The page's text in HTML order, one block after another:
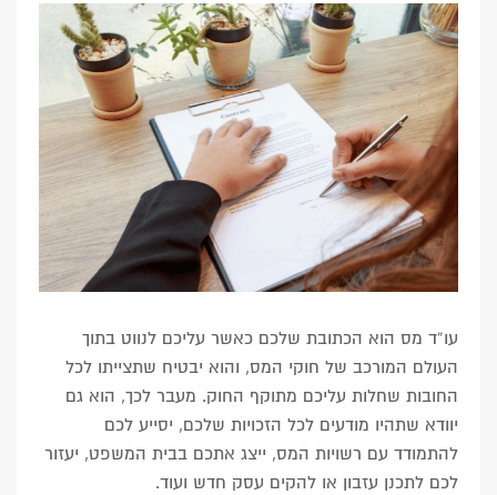
עו”ד מס הוא הכתובת שלכם כאשר עליכם לנווט בתוך
העולם המורכב של חוקי המס, והוא יבטיח שתצייתו לכל
החובות שחלות עליכם מתוקף החוק. מעבר לכך, הוא גם
יוודא שתהיו מודעים לכל הזכויות שלכם, יסייע לכם
להתמודד עם רשויות המס, ייצג אתכם בבית המשפט, יעזור
לכם לתכנן עזבון או להקים עסק חדש ועוד.